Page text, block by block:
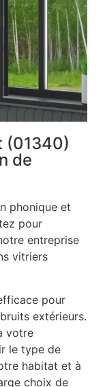
(01340)
de
phonique et
pour
entreprise
vitriers
pour
extérieurs.
votre
le type de
habitat et à
choix de